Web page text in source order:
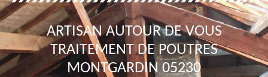
ARTISAN AUTOUR DE VOUS
TRAITEMENT DE POUTRES
MONTGARDIN 05230